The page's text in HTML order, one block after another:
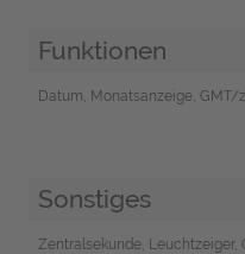
Funktionen
Datum, Monatsanzeige,
Sonstiges
Zentralsekunde, Leuchtzeiger,